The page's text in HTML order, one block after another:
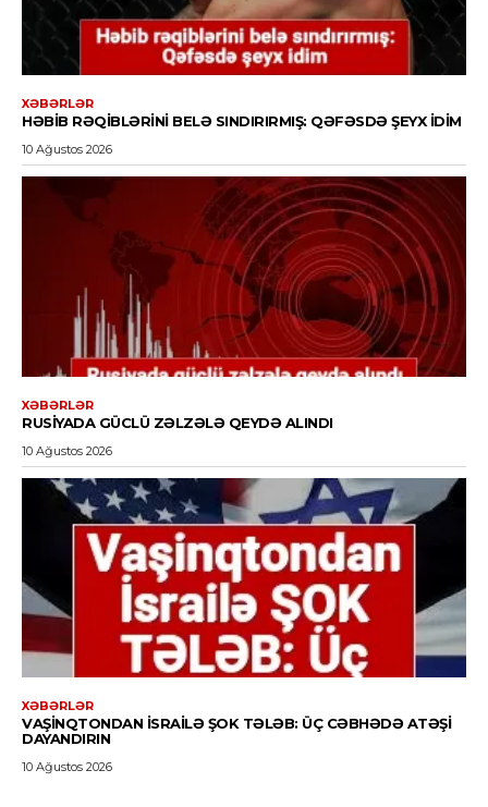
XƏBƏRLƏR
HƏBIB RƏQIBLƏRINI BELƏ SINDIRIRMIŞ: QƏFƏSDƏ ŞEYX IDIM
10 Ağustos 2026
XƏBƏRLƏR
RUSIYADA GÜCLÜ ZƏLZƏLƏ QEYDƏ ALINDI
10 Ağustos 2026
XƏBƏRLƏR
VAŞINQTONDAN İSRAILƏ ŞOK TƏLƏB: ÜÇ CƏBHƏDƏ ATƏŞI
DAYANDIRIN
10 Ağustos 2026